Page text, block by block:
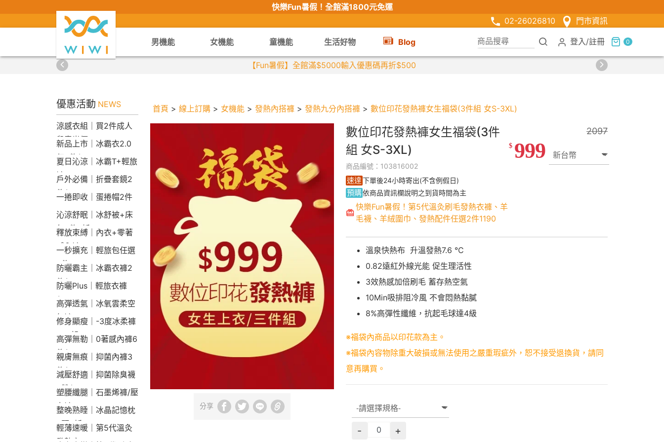
快樂Fun暑假！ 全館滿1800元免運
02-26026810
門市資訊
男機能 女機能 童機能 生活好物 Blog 登入 /註冊 0
【限時組合】買2件涼感衣享兒童半價
優惠活動 NEWS
涼感衣組｜買2件成人
兒童半價
新品上市｜冰霸衣2.0
任2件$2290
夏日沁涼｜冰霸T+輕旅
褲
戶外必備｜折疊套鏡2
件$1790
一捲即收｜蛋捲帽2件
1790
沁涼舒眠｜冰舒被+床
包2件9折
釋放束縛｜內衣+零著
感內褲
一秒擴充｜輕旅包任選
2件2190
防曬霸主｜冰霸衣褲2
件$1790
防曬Plus｜輕旅衣褲
$2190
高彈透氣｜冰氧雲柔空
氣褲
修身顯瘦｜-3度冰柔褲
790起
高彈無勒｜0著感內褲6
件$1290
親膚無痕｜抑菌內褲3
件$790
減壓舒適｜抑菌除臭襪
3雙$660
塑腰纖腿｜石墨烯褲/壓
力褲
整晚熟睡｜冰晶記憶枕
2顆9折
輕薄速暖｜第5代溫灸
首頁 > 線上訂購 > 女機能 > 發熱內搭褲 > 發熱九分內搭褲 > 數位印花發熱褲女生福袋(3件組 女S-3XL)
分享
數位印花發熱褲女生福袋(3件
組 女S-3XL)
商品編號：103816002
速達下單後24小時寄出(不含例假日)
預購依商品資訊欄說明之到貨時間為主
快樂Fun暑假！第5代溫灸刷毛發熱衣褲、羊
毛襪、羊絨圍巾、發熱配件任選2件1190
2097
$ 999
溫泉快熱布 升溫發熱7.6 °C
0.82遠紅外線光能 促生理活性
3效熱感加倍刷毛 蓄存熱空氣
10Min吸排阻冷風 不會悶熱黏膩
8%高彈性纖維，抗起毛球達4級
※福袋內商品以印花款為主。
※福袋內容物除重大破損或無法使用之嚴重瑕疵外，恕不接受退換貨，請同
意再購買。
- +